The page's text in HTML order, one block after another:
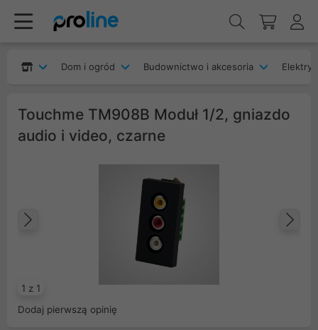
Dom i ogród Budownictwo i akcesoria
Touchme TM908B Moduł 1/2, gniazdo
audio i video, czarne
1 z 1
Dodaj pierwszą opinię